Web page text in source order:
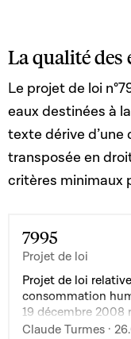
La qualité des
Le projet de loi
eaux destinées à
texte dérive
transposée en
critères minimaux
7995
Projet de loi
Projet de loi
consommation
19 décembre 2008
Claude Turmes ·